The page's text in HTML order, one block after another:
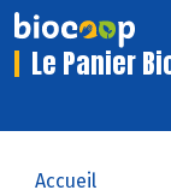
Le Panier
Accueil